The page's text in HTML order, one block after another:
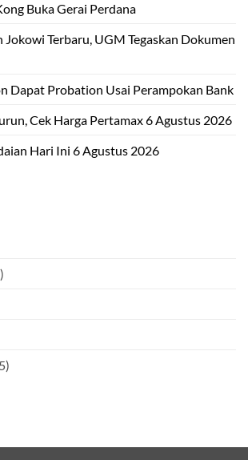
Buka Gerai Perdana
Terbaru, UGM Tegaskan Dokumen
Dapat Probation Usai Perampokan Bank
Cek Harga Pertamax 6 Agustus 2026
Hari Ini 6 Agustus 2026